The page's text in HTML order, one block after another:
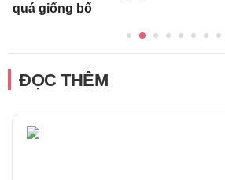
quá giống bố
ĐỌC THÊM